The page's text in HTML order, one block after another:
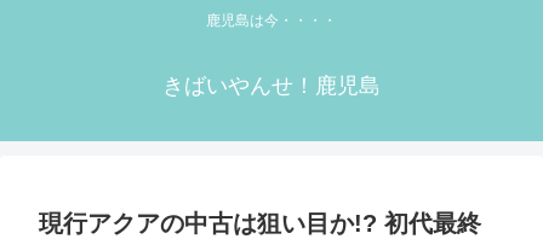
鹿児島は今・・・・
きばいやんせ！鹿児島
現行アクアの中古は狙い目か!? 初代最終